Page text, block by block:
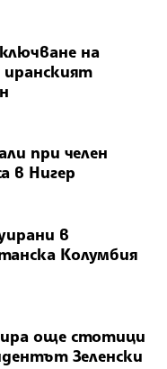
на
иранският
при челен
в Нигер
в
Колумбия
още стотици
Зеленски